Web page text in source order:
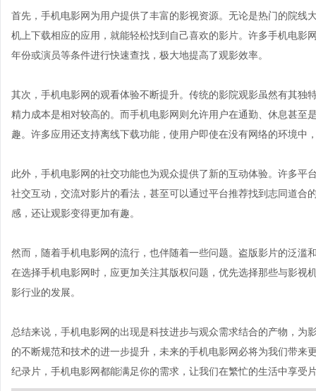
首先，手机电影网为用户提供了丰富的影视资源。无论是热门的院线
机上下载相应的应用，就能轻松找到自己喜欢的影片。许多手机电影
年份或演员等条件进行快速查找，极大地提高了观影效率。
其次，手机电影网的观看体验不断提升。传统的影院观影虽然有其独
精力成本是相对较高的。而手机电影网则允许用户在通勤、休息甚至
趣。许多应用还支持离线下载功能，使用户即使在没有网络的环境中
此外，手机电影网的社交功能也为观众提供了新的互动体验。许多
社交互动，交流对影片的看法，甚至可以通过平台推荐找到志同道合
感，还让观影变得更加有趣。
然而，随着手机电影网的流行，也伴随着一些问题。盗版影片的泛滥
在选择手机电影网时，应更加关注其版权问题，优先选择那些与影视
影行业的发展。
总结来说，手机电影网的出现是科技进步与观众需求结合的产物，
的不断规范和技术的进一步提升，未来的手机电影网必将为我们带
纪录片，手机电影网都能满足你的需求，让我们在繁忙的生活中享受